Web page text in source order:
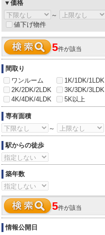
▼価格
～
値下げ物件
5件が該当
間取り
ワンルーム
1K/1DK/1LDK
2K/2DK/2LDK
3K/3DK/3LDK
4K/4DK/4LDK
5K以上
専有面積
～
駅からの徒歩
築年数
5件が該当
情報公開日